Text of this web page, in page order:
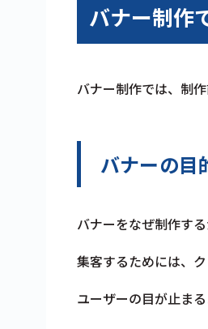
バナー制作
バナー制作では、制
バナーの目
バナーをなぜ制作す
集客するためには、
ユーザーの目が止ま